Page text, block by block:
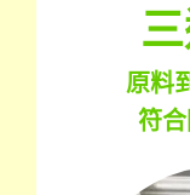
原料
符